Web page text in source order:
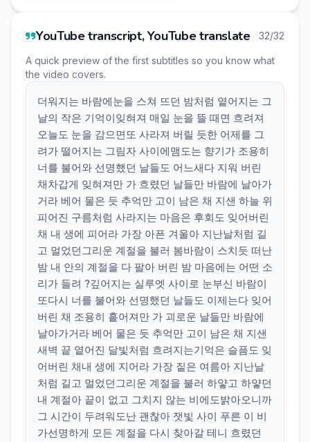
YouTube transcript, YouTube translate 32/32
A quick preview of the first subtitles so you know what
the video covers.
더워지는 바람에눈을 스쳐 뜨던 밤처럼 옅어지는 그
날의 작은 기억이잊혀져 매일 눈을 뜰 때면 흐려져
오늘도 눈을 감으면또 사라져 버릴 듯한 어제를 그
려가 떨어지는 그림자 사이에맴도는 향기가 조용히
너를 불어와 선명했던 날들도 어느새다 지워 버린
채차갑게 잊혀져만 가 흐렸던 날들만 바람에 날아가
거라 베어 물은 듯 추억만 고이 남은 채 지샌 하늘 위
피어진 구름처럼 사라지는 마음은 후회도 잊어버린
채 내 생에 피어라 가장 아픈 겨울아 지난날처럼 길
고 멀었던그리운 계절을 불러 봄바람이 스치듯 떠난
밤 내 안의 계절을 다 팔아 버린 밤 마음에는 어떤 소
리가 들려 ?깊어지는 실루엣 사이로 눈부신 바람이
또다시 너를 불어와 선명했던 날들도 이제는다 잊어
버린 채 조용히 흩어져만 가 괴로운 날들만 바람에
날아가거라 베어 물은 듯 추억만 고이 남은 채 지샌
새벽 끝 옅어진 달빛처럼 흐려지는기억은 슬픔도 잊
어버린 채내 생에 지어라 가장 짙은 여름아 지난날
처럼 길고 멀었던그리운 계절을 불러 하얗고 하얗던
내 계절아 끝이 없고 그치지 않는 비에도밝아오니까
그 시간이 두려워도난 괜찮아 잿빛 사이 푸른 이 비
가선명하게 모든 계절을 다시 찾아갈 테니 흐렸던